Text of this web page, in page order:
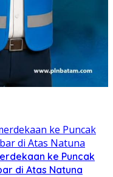
ke Puncak
di Atas Natuna